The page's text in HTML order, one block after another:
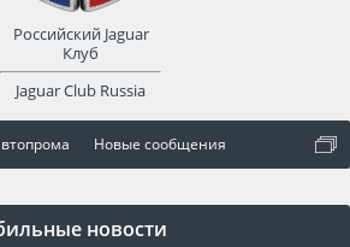
Новые сообщения
новости
Российский Jaguar
Клуб
Jaguar Club Russia
оват